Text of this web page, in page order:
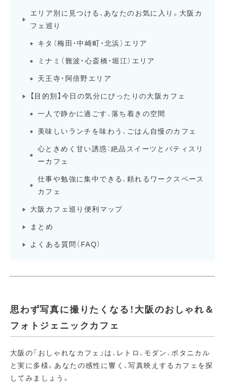
エリア別に見つける、あなたのお気に入り。大阪カ
フェ巡り
キタ（梅田・中崎町・北浜）エリア
ミナミ（難波・心斎橋・堀江）エリア
天王寺・阿倍野エリア
【目的別】今日の気分にぴったりの大阪カフェ
一人で静かに過ごす、落ち着きの空間
美味しいランチを味わう、ごはん自慢のカフェ
心ときめく甘い誘惑：絶品スイーツとパティスリ
ーカフェ
仕事や勉強に集中できる、頼れるワークスペース
カフェ
大阪カフェ巡り便利マップ
まとめ
よくある質問（FAQ）
思わず写真に撮りたくなる！大阪のおしゃれ＆
フォトジェニックカフェ
大阪の「おしゃれなカフェ」は、レトロ、モダン、ボタニカル
と実に多様。あなたの感性に響く、写真映えするカフェを探
してみましょう。